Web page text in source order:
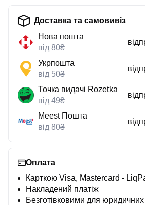
Доставка та самовивіз
Нова пошта
від 80₴
Укрпошта
від 50₴
Точка видачі Rozetka
від 49₴
Meest Пошта
від 80₴
Оплата
Карткою Visa, Mastercard -
Накладений платіж
Безготівковими для юридичних